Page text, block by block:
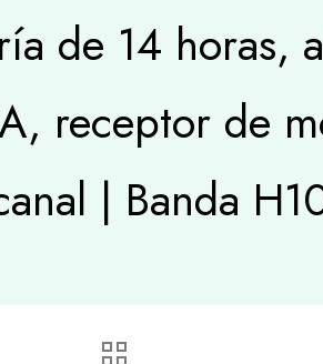
de 14 horas,
receptor de
| Banda